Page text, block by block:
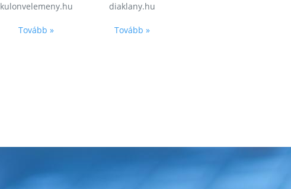
kulonvelemeny.hu
Tovább »
diaklany.hu
Tovább »